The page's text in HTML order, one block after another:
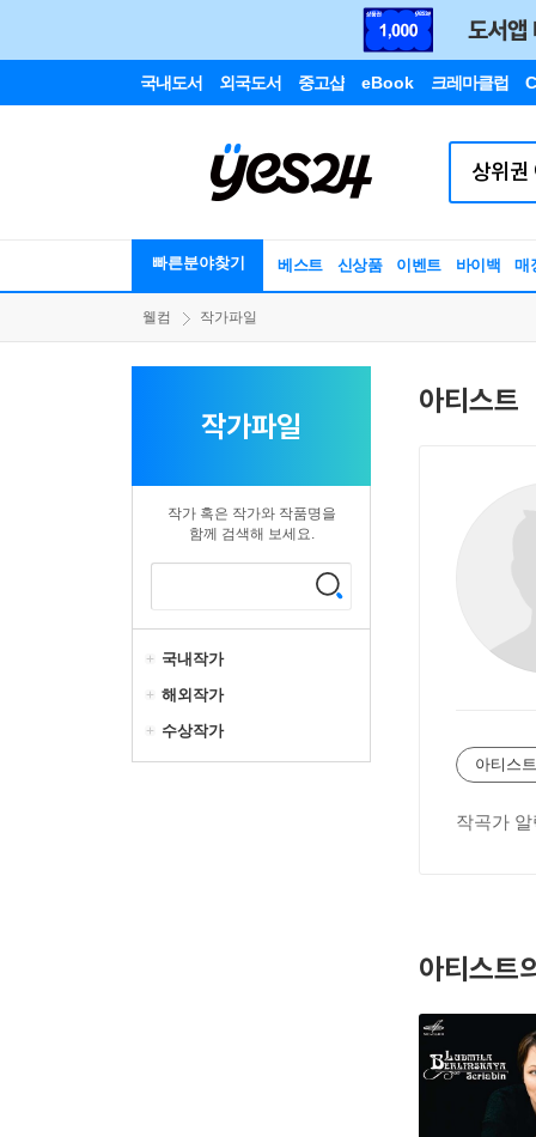
국내도서 외국도서 중고샵 eBook 크레마클럽
빠른분야찾기 베스트 신상품 이벤트 바이백 매
웰컴 작가파일
작가파일
작가 혹은 작가와 작품명을
함께 검색해 보세요.
국내작가
해외작가
수상작가
아티스트
아티스
작곡가
아티스트